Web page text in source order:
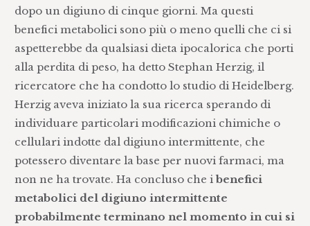
dopo un digiuno di cinque giorni. Ma questi
benefici metabolici sono più o meno quelli che ci si
aspetterebbe da qualsiasi dieta ipocalorica che porti
alla perdita di peso, ha detto Stephan Herzig, il
ricercatore che ha condotto lo studio di Heidelberg.
Herzig aveva iniziato la sua ricerca sperando di
individuare particolari modificazioni chimiche o
cellulari indotte dal digiuno intermittente, che
potessero diventare la base per nuovi farmaci, ma
non ne ha trovate. Ha concluso che ibenefici
metabolici del digiuno intermittente
probabilmente terminano nel momento in cui si